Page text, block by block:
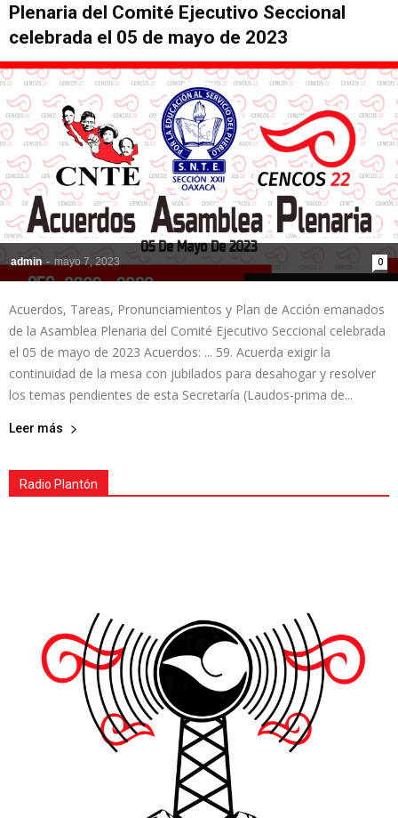
Plenaria del Comité Ejecutivo Seccional
celebrada el 05 de mayo de 2023
admin - mayo 7, 2023 0
Acuerdos, Tareas, Pronunciamientos y Plan de Acción emanados
de la Asamblea Plenaria del Comité Ejecutivo Seccional celebrada
el 05 de mayo de 2023 Acuerdos: ... 59. Acuerda exigir la
continuidad de la mesa con jubilados para desahogar y resolver
los temas pendientes de esta Secretaría (Laudos-prima de...
Leer más
Radio Plantón